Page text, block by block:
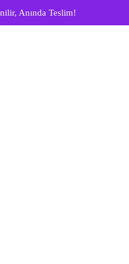
Anında Teslim!